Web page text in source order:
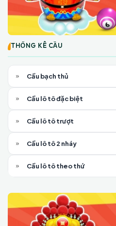
THỐNG KÊ CẦU
Cầu bạch thủ
Cầu lô tô đặc biệt
Cầu lô tô trượt
Cầu lô tô 2 nháy
Cầu lô tô theo thứ